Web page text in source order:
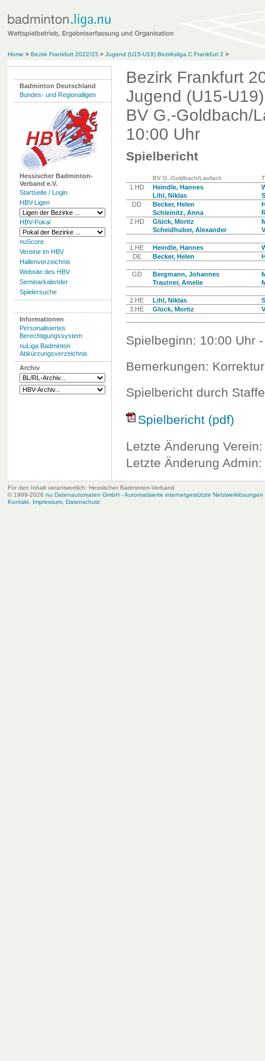
Home > Bezirk Frankfurt 2022/23 > Jugend (U15-U19) Bezirksliga C Frankfurt 2 >
Badminton Deutschland
Bundes- und Regionalligen
Hessischer Badminton-
Verband e.V.
Startseite / Login
HBV-Ligen
HBV-Pokal
nuScore
Vereine im HBV
Hallenverzeichnis
Website des HBV
Seminarkalender
Spielersuche
Informationen
Personalisiertes
Berechtigungssystem
nuLiga Badminton
Abkürzungsverzeichnis
Archiv
Bezirk Frankfurt
Jugend (U15-
BV G.-Goldbach/
10:00 Uhr
Spielbericht
BV G.-Goldbach/Laufach
1.HD
Heindle, Hannes
Lihl, Niklas
DD
Becker, Helen
Schleinitz, Anna
2.HD
Glück, Moritz
Scheidhuber, Alexander
1.HE Heindle, Hannes
DE
Becker, Helen
GD
Bergmann, Johannes
Trautner, Amelie
2.HE Lihl, Niklas
3.HE
Glück, Moritz
Spielbeginn: 10:00 Uhr
Bemerkungen:
Spielbericht durch
Spielbericht (pdf)
Letzte Änderung
Letzte Änderung
Für den Inhalt verantwortlich: Hessischer Badminton-Verband
© 1999-2026 nu Datenautomaten GmbH - Automatisierte internetgestützte Netzwerklösungen
Kontakt, Impressum, Datenschutz